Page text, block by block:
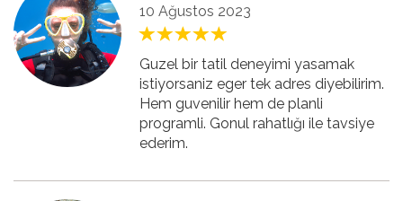
10 Ağustos 2023
Guzel bir tatil deneyimi yasamak
istiyorsaniz eger tek adres diyebilirim.
Hem guvenilir hem de planli
programli. Gonul rahatlığı ile tavsiye
ederim.